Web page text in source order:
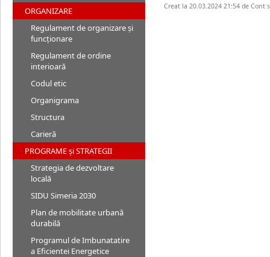
ORGANIZARE
Regulament de organizare și
funcționare
Regulament de ordine
interioară
Codul etic
Organigrama
Structura
Carieră
PROGRAME și STRATEGII
Strategia de dezvoltare
locală
SIDU Simeria 2030
Plan de mobilitate urbană
durabilă
Programul de Imbunatatire
a Eficientei Energetice
Creat la 20.03.2024 21:54 de Cont